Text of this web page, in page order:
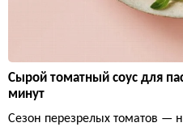
Сырой томатный соус для
минут
Сезон перезрелых томатов —